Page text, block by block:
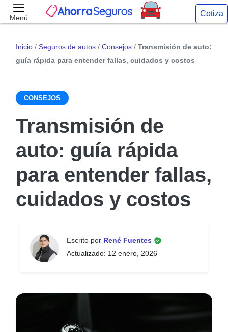
Menú Cotiza
Inicio / Seguros de autos / Consejos / Transmisión de auto:
guía rápida para entender fallas, cuidados y costos
CONSEJOS
Transmisión de
auto: guía rápida
para entender fallas,
cuidados y costos
Escrito por René Fuentes
Actualizado: 12 enero, 2026